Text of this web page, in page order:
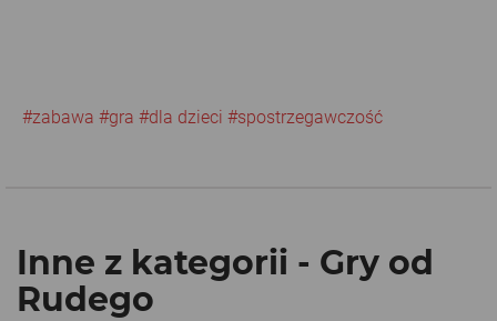
#zabawa #gra #dla dzieci #spostrzegawczość
Inne z kategorii - Gry od
Rudego